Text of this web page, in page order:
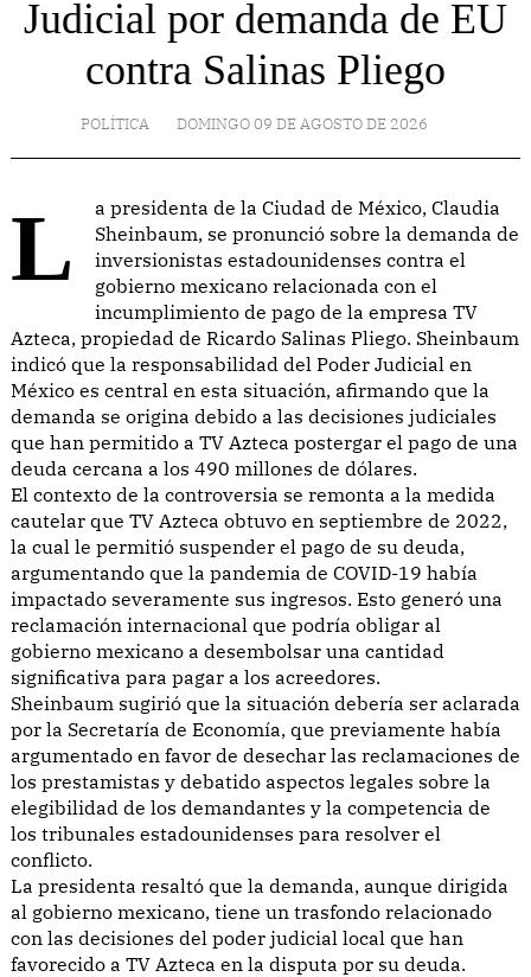
Judicial por demanda de EU
contra Salinas Pliego
POLÍTICA DOMINGO 09 DE AGOSTO DE 2026
La presidenta de la Ciudad de México, Claudia
Sheinbaum, se pronunció sobre la demanda de
inversionistas estadounidenses contra el
gobierno mexicano relacionada con el
incumplimiento de pago de la empresa TV
Azteca, propiedad de Ricardo Salinas Pliego. Sheinbaum
indicó que la responsabilidad del Poder Judicial en
México es central en esta situación, afirmando que la
demanda se origina debido a las decisiones judiciales
que han permitido a TV Azteca postergar el pago de una
deuda cercana a los 490 millones de dólares.
El contexto de la controversia se remonta a la medida
cautelar que TV Azteca obtuvo en septiembre de 2022,
la cual le permitió suspender el pago de su deuda,
argumentando que la pandemia de COVID-19 había
impactado severamente sus ingresos. Esto generó una
reclamación internacional que podría obligar al
gobierno mexicano a desembolsar una cantidad
significativa para pagar a los acreedores.
Sheinbaum sugirió que la situación debería ser aclarada
por la Secretaría de Economía, que previamente había
argumentado en favor de desechar las reclamaciones de
los prestamistas y debatido aspectos legales sobre la
elegibilidad de los demandantes y la competencia de
los tribunales estadounidenses para resolver el
conflicto.
La presidenta resaltó que la demanda, aunque dirigida
al gobierno mexicano, tiene un trasfondo relacionado
con las decisiones del poder judicial local que han
favorecido a TV Azteca en la disputa por su deuda.